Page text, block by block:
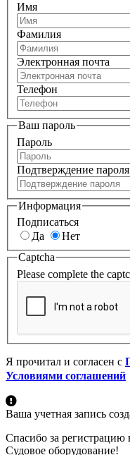
Имя
Фамилия
Электронная почта
Телефон
Ваш пароль
Пароль
Подтверждение пароля
Информация
Подписаться
Да
Нет
Captcha
Please complete the
Я прочитал и согласен с
Условиями соглашений
Ваша учетная запись
Спасибо за
Судовое оборудование!